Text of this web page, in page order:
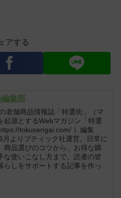
アする
集部
老舗商品情報誌「特選街」（マ
起源とするWebマガジン「特選
tokusengai.com/ ）編集
月よりブティック社運営。日常に
商品選びのコツから、お得な購
な使いこなし方まで、読者の皆
らしをサポートする記事を作っ